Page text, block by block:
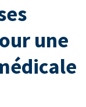
une